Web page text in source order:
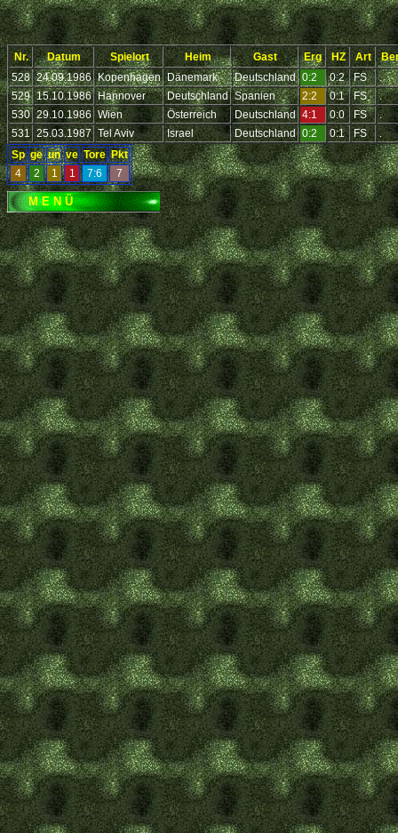
Nr. Datum Spielort Heim Gast Erg HZ Art
528 24.09.1986 Kopenhagen Dänemark Deutschland 0:2 0:2 FS
.
529 15.10.1986 Hannover Deutschland Spanien 2:2 0:1 FS
.
530 29.10.1986 Wien Österreich Deutschland 4:1 0:0 FS
.
531 25.03.1987 Tel Aviv Israel Deutschland 0:2 0:1 FS
.
Sp ge un ve Tore Pkt
4
2 1 1 7:6 7
M E N Ü